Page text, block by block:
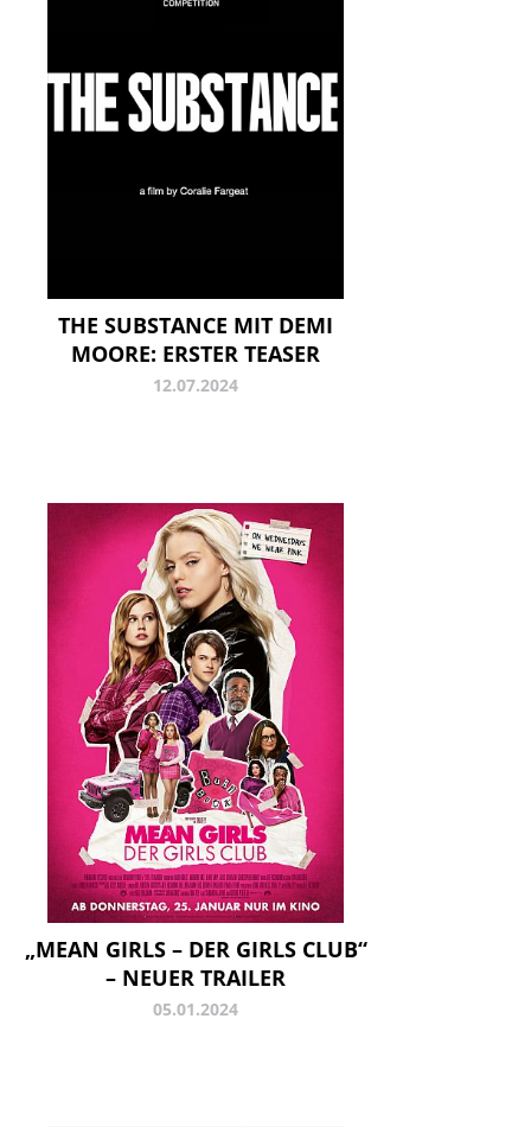
THE SUBSTANCE MIT DEMI
MOORE: ERSTER TEASER
12.07.2024
„MEAN GIRLS – DER GIRLS CLUB“
– NEUER TRAILER
05.01.2024